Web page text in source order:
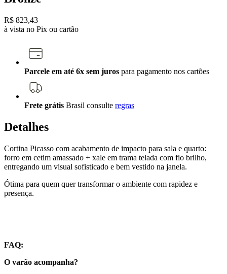
R$ 823,43
à vista no Pix ou cartão
Parcele em até 6x sem juros para pagamento nos cartões
Frete grátis Brasil consulte regras
Detalhes
Cortina Picasso com acabamento de impacto para sala e quarto:
forro em cetim amassado + xale em trama telada com fio brilho,
entregando um visual sofisticado e bem vestido na janela.
Ótima para quem quer transformar o ambiente com rapidez e
presença.
FAQ:
O varão acompanha?